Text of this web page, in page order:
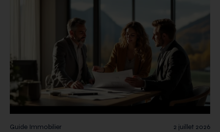
2 juillet 2026
Guide Immobilier